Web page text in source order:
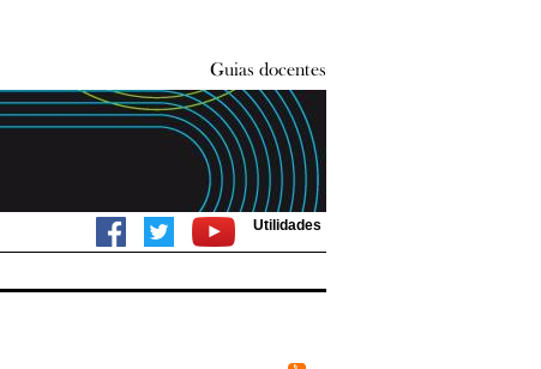
Utilidades